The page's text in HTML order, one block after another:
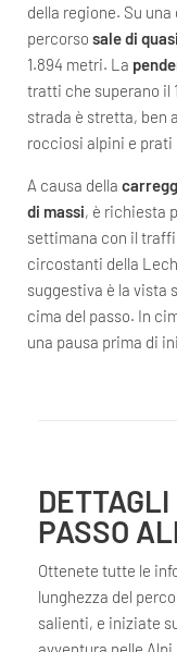
della regione. Su
percorso sale di
1.894 metri. La
tratti che superano il
strada è stretta, ben
rocciosi alpini e prati
A causa della
di massi, è richiesta
settimana con il
circostanti della
suggestiva è la vista
cima del passo. In
una pausa prima di
PASSO
Ottenete tutte le
lunghezza del
salienti, e iniziate